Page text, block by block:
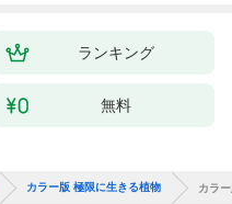
ランキング
無料
カラー版 極限に生きる植物 カラ